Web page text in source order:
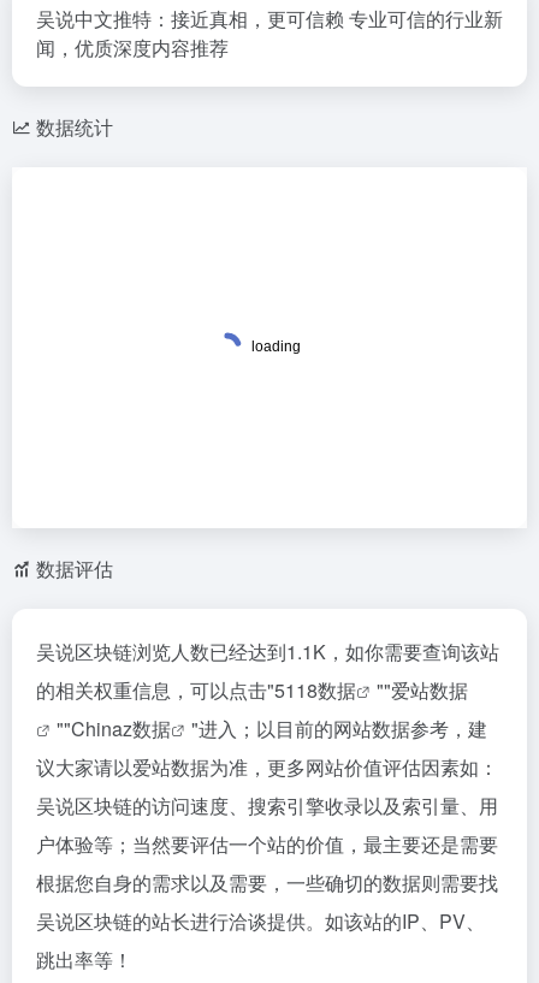
吴说中文推特：接近真相，更可信赖 专业可信的行业新
闻，优质深度内容推荐
数据统计
数据评估
吴说区块链浏览人数已经达到1.1K，如你需要查询该站
的相关权重信息，可以点击"5118数据 ""爱站数据
""Chinaz数据
"进入；以目前的网站数据参考，建
议大家请以爱站数据为准，更多网站价值评估因素如：
吴说区块链的访问速度、搜索引擎收录以及索引量、用
户体验等；当然要评估一个站的价值，最主要还是需要
根据您自身的需求以及需要，一些确切的数据则需要找
吴说区块链的站长进行洽谈提供。如该站的IP、PV、
跳出率等！